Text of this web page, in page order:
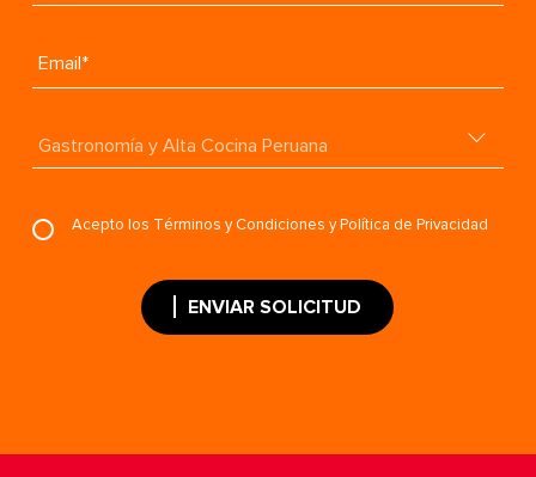
Email*
Acepto los Términos y Condiciones y Política de Privacidad
ENVIAR SOLICITUD